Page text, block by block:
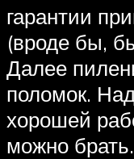
гарантии
(вроде бы,
Далее
поломок.
хорошей
можно брать.